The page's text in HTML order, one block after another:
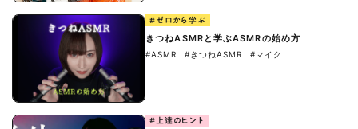
#ゼロから学ぶ
きつねASMRと学ぶASMRの始め方
#ASMR #きつねASMR #マイク
#上達のヒント